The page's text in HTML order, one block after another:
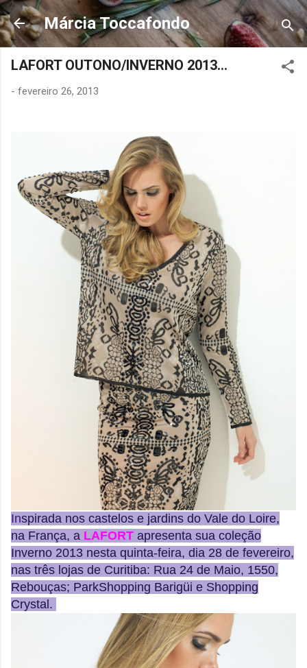
Pular para o conteúdo principal
Márcia Toccafondo
LAFORT OUTONO/INVERNO 2013...
- fevereiro 26, 2013
Inspirada nos castelos e jardins do Vale do Loire,
na França, a LAFORT apresenta sua coleção
Inverno 2013 nesta quinta-feira, dia 28 de fevereiro,
nas três lojas de Curitiba: Rua 24 de Maio, 1550,
Rebouças; ParkShopping Barigüi e Shopping
Crystal.